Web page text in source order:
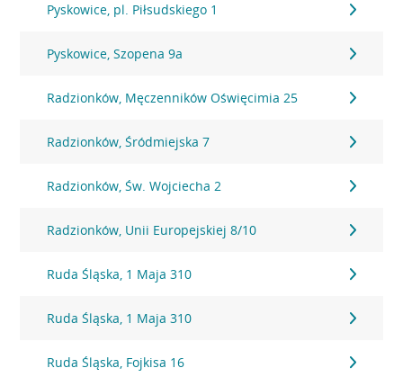
Pyskowice, pl. Piłsudskiego 1
Pyskowice, Szopena 9a
Radzionków, Męczenników Oświęcimia 25
Radzionków, Śródmiejska 7
Radzionków, Św. Wojciecha 2
Radzionków, Unii Europejskiej 8/10
Ruda Śląska, 1 Maja 310
Ruda Śląska, 1 Maja 310
Ruda Śląska, Fojkisa 16